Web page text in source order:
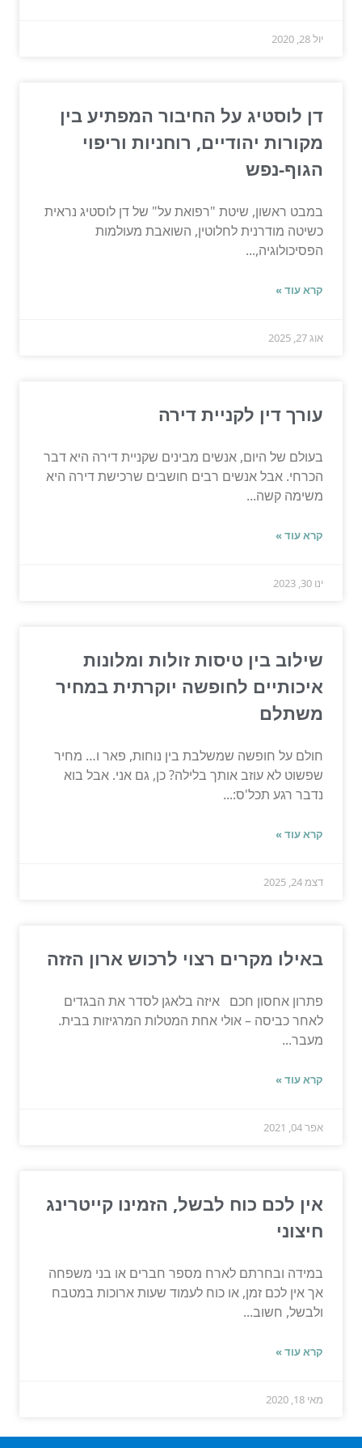
יול 28, 2020
דן לוסטיג על החיבור המפתיע בין
מקורות יהודיים, רוחניות וריפוי
הגוף-נפש
במבט ראשון, שיטת "רפואת על" של דן לוסטיג נראית
כשיטה מודרנית לחלוטין, השואבת מעולמות
הפסיכולוגיה,...
קרא עוד »
אוג 27, 2025
עורך דין לקניית דירה
בעולם של היום, אנשים מבינים שקניית דירה היא דבר
הכרחי. אבל אנשים רבים חושבים שרכישת דירה היא
משימה קשה...
קרא עוד »
ינו 30, 2023
שילוב בין טיסות זולות ומלונות
איכותיים לחופשה יוקרתית במחיר
משתלם
חולם על חופשה שמשלבת בין נוחות, פאר ו… מחיר
שפשוט לא עוזב אותך בלילה? כן, גם אני. אבל בוא
נדבר רגע תכל'ס:...
קרא עוד »
דצמ 24, 2025
באילו מקרים רצוי לרכוש ארון הזזה
פתרון אחסון חכם איזה בלאגן לסדר את הבגדים
לאחר כביסה – אולי אחת המטלות המרגיזות בבית.
מעבר...
קרא עוד »
אפר 04, 2021
אין לכם כוח לבשל, הזמינו קייטרינג
חיצוני
במידה ובחרתם לארח מספר חברים או בני משפחה
אך אין לכם זמן, או כוח לעמוד שעות ארוכות במטבח
ולבשל, חשוב...
קרא עוד »
מאי 18, 2020